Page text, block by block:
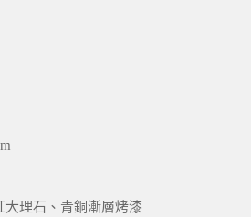
大理石、青銅漸層烤漆